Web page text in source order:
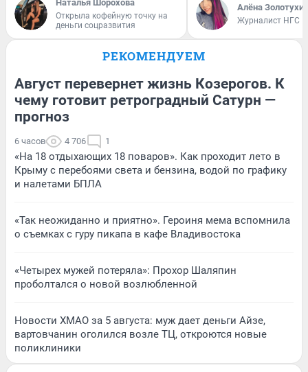
Наталья Шорохова
Открыла кофейную точку на
деньги соцразвития
Алёна
Журналист НГС
РЕКОМЕНДУЕМ
Август перевернет жизнь Козерогов. К
чему готовит ретроградный Сатурн —
прогноз
6 часов 4 706 1
«На 18 отдыхающих 18 поваров». Как проходит лето в
Крыму с перебоями света и бензина, водой по графику
и налетами БПЛА
«Так неожиданно и приятно». Героиня мема вспомнила
о съемках с гуру пикапа в кафе Владивостока
«Четырех мужей потеряла»: Прохор Шаляпин
проболтался о новой возлюбленной
Новости ХМАО за 5 августа: муж дает деньги Айзе,
вартовчанин оголился возле ТЦ, откроются новые
поликлиники